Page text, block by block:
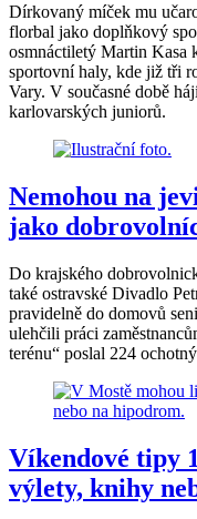
Dírkovaný míček mu
florbal jako doplňkový
osmnáctiletý Martin Kasa
sportovní haly, kde již tři
Vary. V současné době
karlovarských juniorů.
Nemohou na
jako
Do krajského
také ostravské Divadlo
pravidelně do domovů
ulehčili práci
terénu“ poslal 224
Víkendové tipy
výlety, knihy